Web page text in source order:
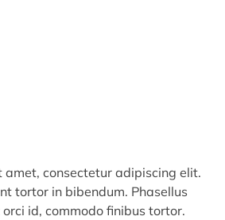
amet, consectetur adipiscing elit.
tortor in bibendum. Phasellus
id, commodo finibus tortor.